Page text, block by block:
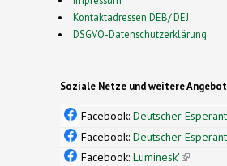
Kontaktadressen DEB/ DEJ
DSGVO-Datenschutzerklärung
Soziale Netze und weitere
Facebook: Deutscher
Facebook: Deutscher
Facebook: Luminesk'(link is